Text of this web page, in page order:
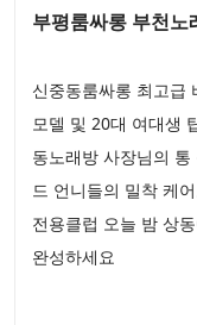
부평룸싸롱 부천노
신중동룸싸롱 최고급
모델 및 20대 여대생
동노래방 사장님의
드 언니들의 밀착 케
전용클럽 오늘 밤 상
완성하세요